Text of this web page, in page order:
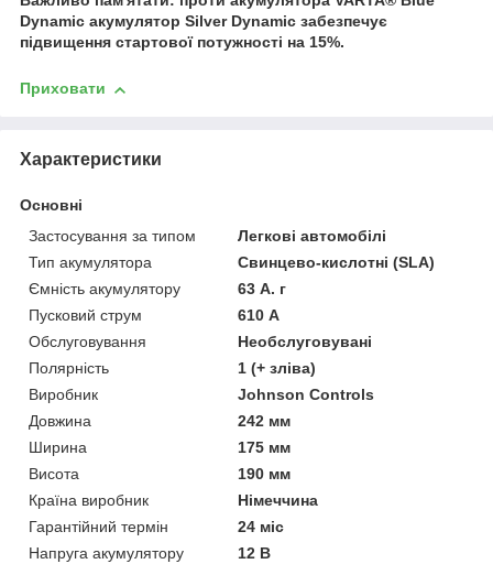
Dynamic акумулятор Silver Dynamic забезпечує
підвищення стартової потужності на 15%.
Приховати
Характеристики
Основні
Застосування за типом
Легкові автомобілі
Тип акумулятора
Свинцево-кислотні (SLA)
Ємність акумулятору
63 А. г
Пусковий струм
610 А
Обслуговування
Необслуговувані
Полярність
1 (+ зліва)
Виробник
Johnson Controls
Довжина
242 мм
Ширина
175 мм
Висота
190 мм
Країна виробник
Німеччина
Гарантійний термін
24 міс
Напруга акумулятору
12 В